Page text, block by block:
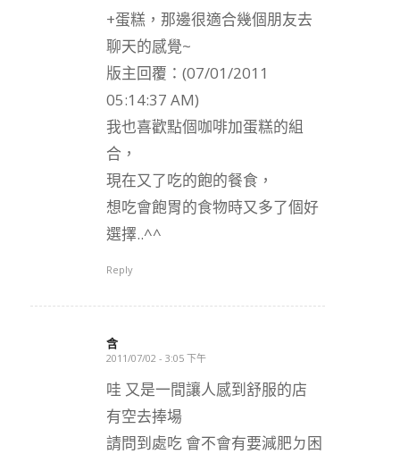
+蛋糕，那邊很適合幾個朋友去
聊天的感覺~
版主回覆：(07/01/2011
05:14:37 AM)
我也喜歡點個咖啡加蛋糕的組
合，
現在又了吃的飽的餐食，
想吃會飽胃的食物時又多了個好
選擇..^^
Reply
含
says:
2011/07/02 - 3:05 下午
哇 又是一間讓人感到舒服的店
有空去捧場
請問到處吃 會不會有要減肥ㄉ困